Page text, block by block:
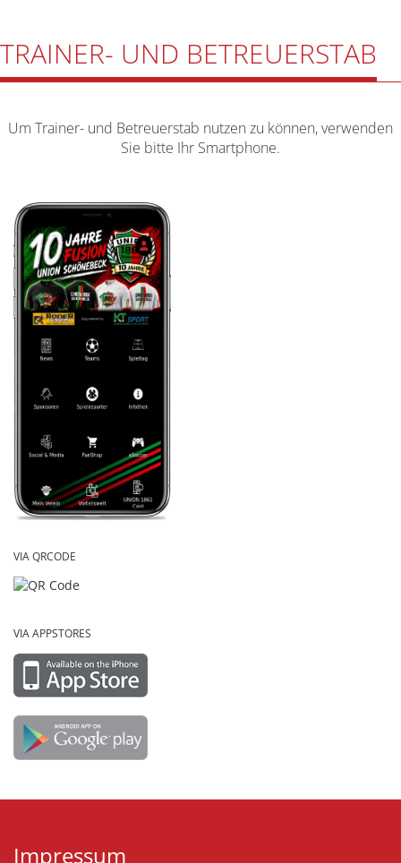
TRAINER- UND BETREUERSTAB
Um Trainer- und Betreuerstab nutzen zu können, verwenden
Sie bitte Ihr Smartphone.
VIA QRCODE
VIA APPSTORES
Impressum